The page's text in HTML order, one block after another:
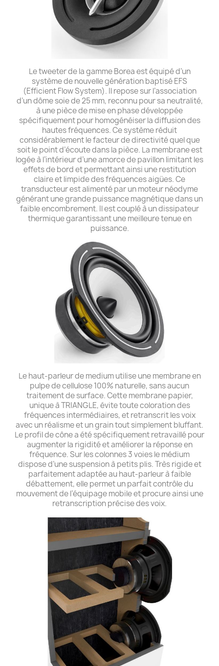
Le tweeter de la gamme Borea est équipé d’un
système de nouvelle génération baptisé EFS
(Efficient Flow System). Il repose sur l’association
d’un dôme soie de 25 mm, reconnu pour sa neutralité,
à une pièce de mise en phase développée
spécifiquement pour homogénéiser la diffusion des
hautes fréquences. Ce système réduit
considérablement le facteur de directivité quel que
soit le point d’écoute dans la pièce. La membrane est
logée à l’intérieur d’une amorce de pavillon limitant les
effets de bord et permettant ainsi une restitution
claire et limpide des fréquences aigües. Ce
transducteur est alimenté par un moteur néodyme
générant une grande puissance magnétique dans un
faible encombrement. Il est couplé à un dissipateur
thermique garantissant une meilleure tenue en
puissance.
Le haut-parleur de medium utilise une membrane en
pulpe de cellulose 100% naturelle, sans aucun
traitement de surface. Cette membrane papier,
unique à TRIANGLE, évite toute coloration des
fréquences intermédiaires, et retranscrit les voix
avec un réalisme et un grain tout simplement bluffant.
Le profil de cône a été spécifiquement retravaillé pour
augmenter la rigidité et améliorer la réponse en
fréquence. Sur les colonnes 3 voies le médium
dispose d’une suspension à petits plis. Très rigide et
parfaitement adaptée au haut-parleur à faible
débattement, elle permet un parfait contrôle du
mouvement de l’équipage mobile et procure ainsi une
retranscription précise des voix.